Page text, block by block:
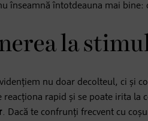
înseamnă întotdeauna mai bine:
la
nu doar decolteul, ci și
reacționa rapid și se poate irita
. Dacă te confrunți frecvent cu